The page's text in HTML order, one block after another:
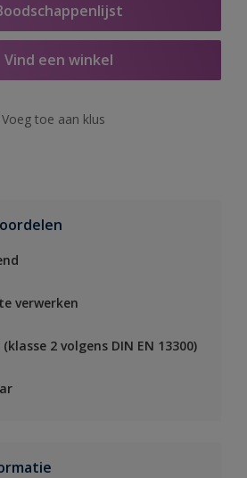
Vind een winkel
Voeg toe aan klus
verwerken
2 volgens DIN EN 13300)